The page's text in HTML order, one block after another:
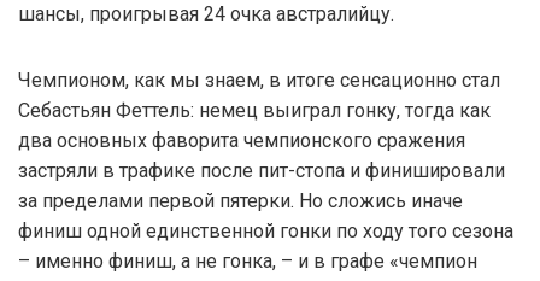
шансы, проигрывая 24 очка австралийцу.
Чемпионом, как мы знаем, в итоге сенсационно стал
Себастьян Феттель: немец выиграл гонку, тогда как
два основных фаворита чемпионского сражения
застряли в трафике после пит-стопа и финишировали
за пределами первой пятерки. Но сложись иначе
финиш одной единственной гонки по ходу того сезона
– именно финиш, а не гонка, – и в графе «чемпион